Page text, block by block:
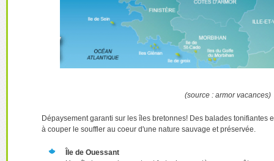
(source : armor vacances)
Dépaysement garanti sur les îles bretonnes! Des balades tonifiantes
à couper le souffler au coeur d'une nature sauvage et préservée.
Île de Ouessant